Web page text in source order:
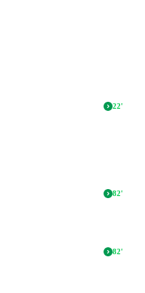
22'
82'
82'